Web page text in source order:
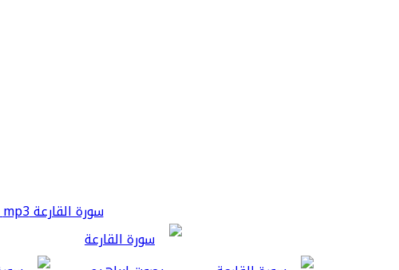
سورة القارعة mp3